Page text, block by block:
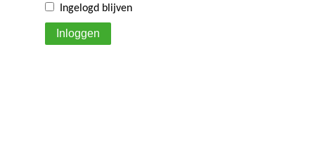
Ingelogd blijven
Inloggen